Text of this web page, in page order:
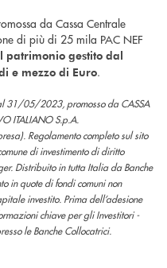
da Cassa Centrale
di più di 25 mila PAC NEF
patrimonio gestito dal
e mezzo di Euro.
31/05/2023, promosso da CASSA
ITALIANO S.p.A.
Regolamento completo sul sito
di investimento di diritto
Distribuito in tutta Italia da Banche
in quote di fondi comuni non
investito. Prima dell’adesione
chiave per gli Investitori -
le Banche Collocatrici.